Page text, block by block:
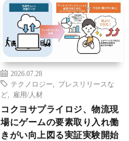
2026.07.28
テクノロジー
プレスリリースな
ど
雇用/人材
コクヨサプライロジ、物流現
場にゲームの要素取り入れ働
きがい向上図る実証実験開始